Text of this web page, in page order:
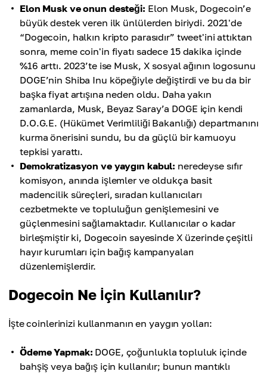
Elon Musk ve onun desteği: Elon Musk, Dogecoin’e
büyük destek veren ilk ünlülerden biriydi. 2021'de
“Dogecoin, halkın kripto parasıdır” tweet'ini attıktan
sonra, meme coin'in fiyatı sadece 15 dakika içinde
%16 arttı. 2023’te ise Musk, X sosyal ağının logosunu
DOGE’nin Shiba Inu köpeğiyle değiştirdi ve bu da bir
başka fiyat artışına neden oldu. Daha yakın
zamanlarda, Musk, Beyaz Saray’a DOGE için kendi
D.O.G.E. (Hükümet Verimliliği Bakanlığı) departmanını
kurma önerisini sundu, bu da güçlü bir kamuoyu
tepkisi yarattı.
Demokratizasyon ve yaygın kabul: neredeyse sıfır
komisyon, anında işlemler ve oldukça basit
madencilik süreçleri, sıradan kullanıcıları
cezbetmekte ve topluluğun genişlemesini ve
güçlenmesini sağlamaktadır. Kullanıcılar o kadar
birleşmiştir ki, Dogecoin sayesinde X üzerinde çeşitli
hayır kurumları için bağış kampanyaları
düzenlemişlerdir.
Dogecoin Ne İçin Kullanılır?
İşte coinlerinizi kullanmanın en yaygın yolları:
Ödeme Yapmak: DOGE, çoğunlukla topluluk içinde
bahşiş veya bağış için kullanılır; bunun mantıklı